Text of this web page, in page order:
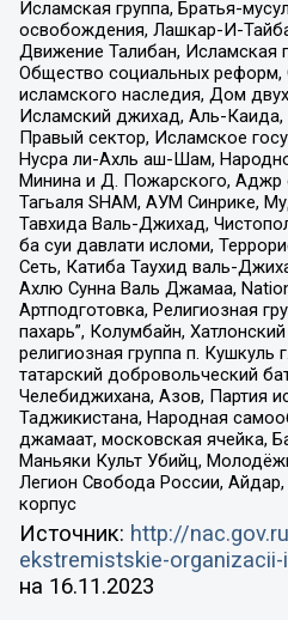
Исламская группа, Братья-
освобождения, Лашкар-И-
Движение Талибан, Исламская
Общество социальных
исламского наследия, Дом
Исламский джихад, Аль-
Правый сектор, Исламское
Нусра ли-Ахль аш-Шам,
Минина и Д. Пожарского, Аджр
Тагьаля SHAM, АУМ Синрике,
Тавхида Валь-Джихад,
ба суи давлати исломи,
Сеть, Катиба Таухид валь-
Ахлю Сунна Валь Джамаа,
Артподготовка, Религиозная
пахарь”, Колумбайн,
религиозная группа п. Кушкуль
татарский добровольческий
Челебиджихана, Азов, Партия
Таджикистана, Народная
джамаат, московская ячейка,
Маньяки Культ Убийц,
Легион Свобода России,
корпус
Источник: http://
ekstremistskie-organizacii-
на 16.11.2023